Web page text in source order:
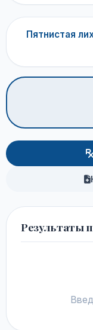
Пятнистая
Результаты